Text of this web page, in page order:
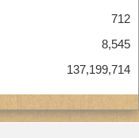
712
8,545
137,199,714